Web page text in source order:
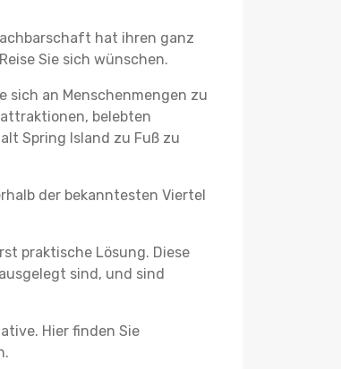
hat ihren ganz
Sie sich wünschen.
sich an Menschenmengen zu
belebten
Spring Island zu Fuß zu
der bekanntesten Viertel
praktische Lösung. Diese
sind, und sind
Hier finden Sie